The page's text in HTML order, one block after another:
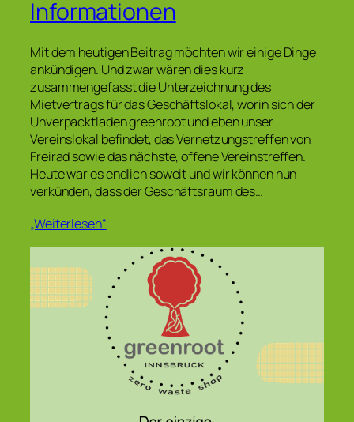
Informationen
Mit dem heutigen Beitrag möchten wir einige Dinge
ankündigen. Und zwar wären dies kurz
zusammengefasst die Unterzeichnung des
Mietvertrags für das Geschäftslokal, worin sich der
Unverpacktladen greenroot und eben unser
Vereinslokal befindet, das Vernetzungstreffen von
Freirad sowie das nächste, offene Vereinstreffen.
Heute war es endlich soweit und wir können nun
verkünden, dass der Geschäftsraum des…
„Weiterlesen“